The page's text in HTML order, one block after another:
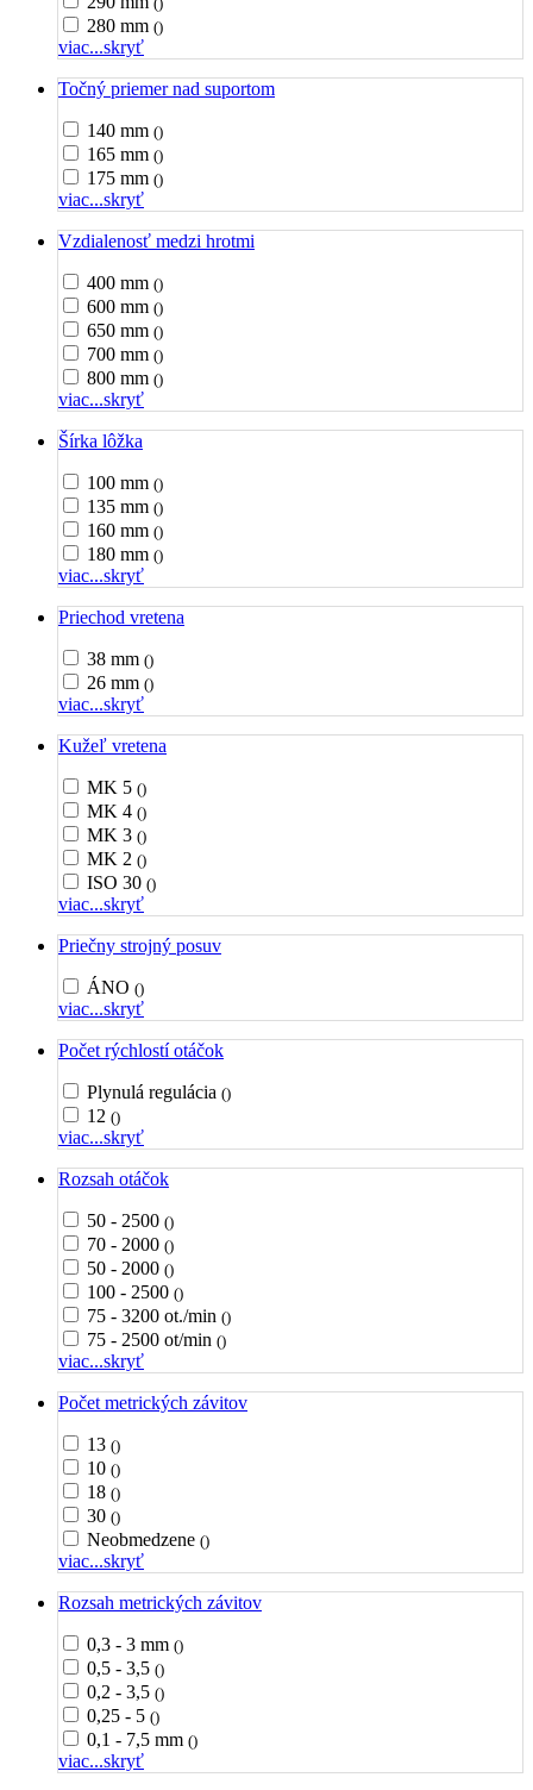
280 mm ()
viac...skryť
Točný priemer nad suportom
140 mm ()
165 mm ()
175 mm ()
viac...skryť
Vzdialenosť medzi hrotmi
400 mm ()
600 mm ()
650 mm ()
700 mm ()
800 mm ()
viac...skryť
Šírka lôžka
100 mm ()
135 mm ()
160 mm ()
180 mm ()
viac...skryť
Priechod vretena
38 mm ()
26 mm ()
viac...skryť
Kužeľ vretena
MK 5 ()
MK 4 ()
MK 3 ()
MK 2 ()
ISO 30 ()
viac...skryť
Priečny strojný posuv
ÁNO ()
viac...skryť
Počet rýchlostí otáčok
Plynulá regulácia ()
12 ()
viac...skryť
Rozsah otáčok
50 - 2500 ()
70 - 2000 ()
50 - 2000 ()
100 - 2500 ()
75 - 3200 ot./min ()
75 - 2500 ot/min ()
viac...skryť
Počet metrických závitov
13 ()
10 ()
18 ()
30 ()
Neobmedzene ()
viac...skryť
Rozsah metrických závitov
0,3 - 3 mm ()
0,5 - 3,5 ()
0,2 - 3,5 ()
0,25 - 5 ()
0,1 - 7,5 mm ()
viac...skryť